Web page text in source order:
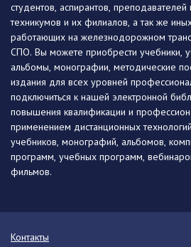
студентов, аспирантов,
техникумов и их филиалов, а так же
работающих на железнодорожном
СПО. Вы можете приобрести учебники,
альбомы, монографии, методические
издания для всех уровней
подключиться к нашей электронной
повышения квалификации и
применением дистанционных
учебников, монографий, альбомов,
программ, учебных программ,
фильмов.
Контакты